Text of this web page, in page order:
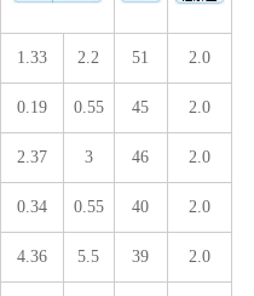
1.33 2.2 51 2.0
0.19 0.55 45 2.0
2.37 3 46 2.0
0.34 0.55 40 2.0
4.36 5.5 39 2.0